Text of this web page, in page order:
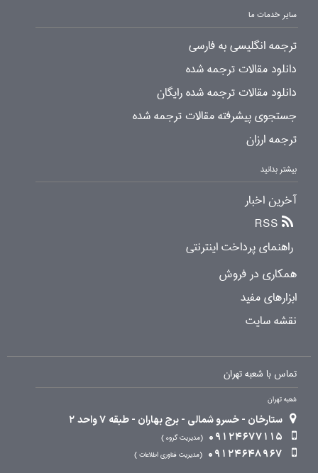
سایر خدمات ما
ترجمه انگلیسی به فارسی
دانلود مقالات ترجمه شده
دانلود مقالات ترجمه شده رایگان
جستجوی پیشرفته مقالات ترجمه شده
ترجمه ارزان
بیشتر بدانید
آخرین اخبار
RSS
راهنمای پرداخت اینترنتی
همکاری در فروش
ابزارهای مفید
نقشه سایت
تماس با شعبه تهران
شعبه تهران
ستارخان - خسرو شمالی - برج بهاران - طبقه 7 واحد 2
09124677115
مدیریت گروه
09124648967 مدیریت فناوری اطلاعات